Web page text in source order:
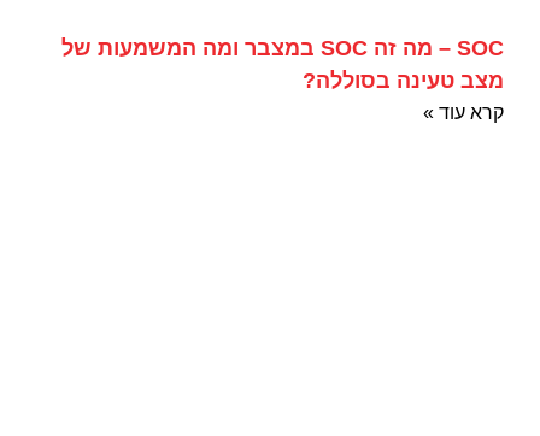
SOC – מה זה SOC במצבר ומה המשמעות של
מצב טעינה בסוללה?
קרא עוד »